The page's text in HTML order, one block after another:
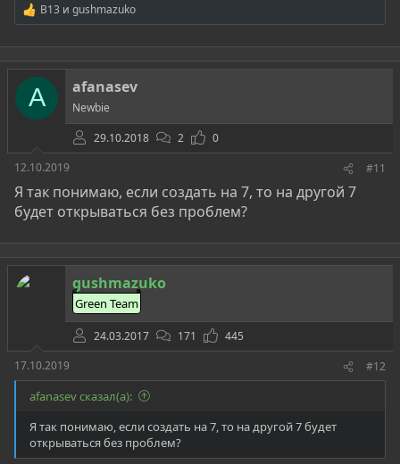
Р
е
а
ц
и
:
B13 и gushmazuko
A afanasev
Newbie
29.10.2018
2
0
12.10.2019
#11
Я так понимаю, если создать на 7, то на другой 7
будет открываться без проблем?
gushmazuko
Green Team
24.03.2017 171
445
17.10.2019
#12
afanasev сказал(а):
Я так понимаю, если создать на 7, то на другой 7 будет
открываться без проблем?